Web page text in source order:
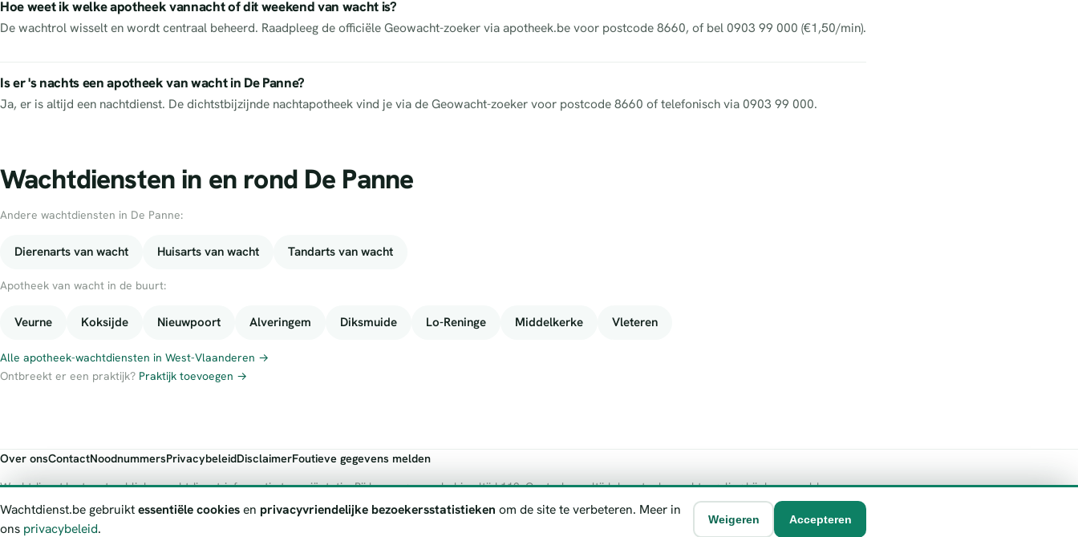
Hoe weet ik welke apotheek vannacht of dit weekend van wacht is?
De wachtrol wisselt en wordt centraal beheerd. Raadpleeg de officiële Geowacht-zoeker via apotheek.be voor postcode 8660, of bel 0903 99 000 (€1,50/min).
Is er 's nachts een apotheek van wacht in De Panne?
Ja, er is altijd een nachtdienst. De dichtstbijzijnde nachtapotheek vind je via de Geowacht-zoeker voor postcode 8660 of telefonisch via 0903 99 000.
Wachtdiensten in en rond De Panne
Andere wachtdiensten in De Panne:
Dierenarts van wacht Huisarts van wacht Tandarts van wacht
Apotheek van wacht in de buurt:
Veurne Koksijde Nieuwpoort Alveringem Diksmuide Lo-Reninge Middelkerke Vleteren
Alle apotheek-wachtdiensten in West-Vlaanderen →
Ontbreekt er een praktijk? Praktijk toevoegen →
Over onsContactNoodnummersPrivacybeleidDisclaimerFoutieve gegevens melden
Wachtdienst.be toont publieke wachtdienst-informatie ter oriëntatie. Bij levensgevaar bel je altijd 112. Controleer altijd de actuele wachtregeling bij de vermelde
officiële bron.
© 2026 Wachtdienst.be
Wachtdienst.be gebruiktessentiële cookiesen privacyvriendelijke bezoekersstatistieken om de site te verbeteren. Meer in
ons privacybeleid.
Weigeren Accepteren